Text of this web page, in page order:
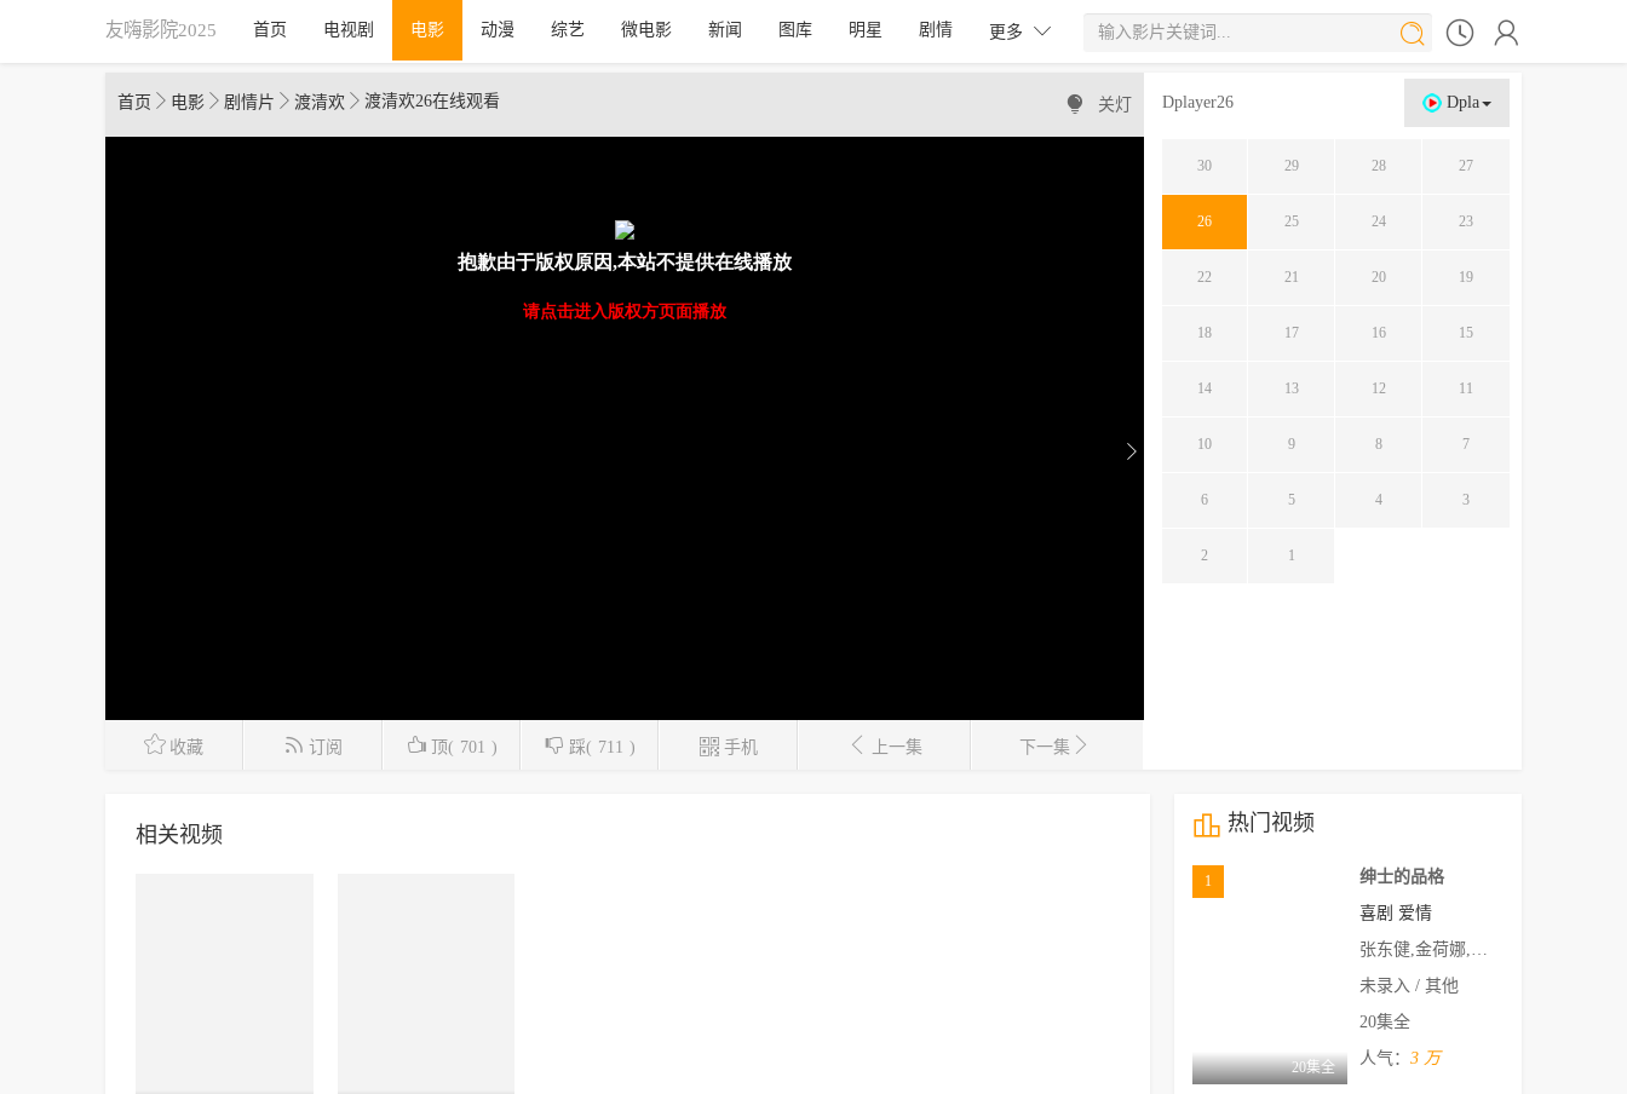
友嗨影院2025 首页 电视剧 电影 动漫 综艺 微电影 新闻 图库 明星 剧情 更多   

首页  电影  剧情片  渡清欢  渡清欢26在线观看  关灯
 收藏  订阅  顶( 701 )  踩( 711 )  手机  上一集 下一集 
Dpla
Dplayer26
30 29 28 27
26 25 24 23
22 21 20 19
18 17 16 15
14 13 12 11
10 9 8 7
6 5 4 3
2 1
相关视频  热门视频
20集全
1
绅士的品格
喜剧 爱情
张东健,金荷娜,金民钟,金秀路,李钟
未录入 / 其他
20集全
人气：3 万